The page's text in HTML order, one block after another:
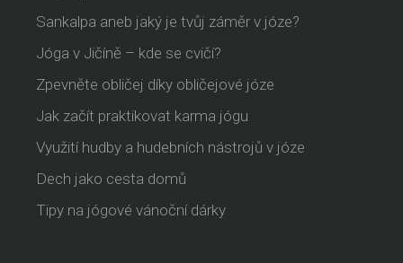
Sankalpa aneb jaký je tvůj záměr v józe?
Jóga v Jičíně – kde se cvičí?
Zpevněte obličej díky obličejové józe
Jak začít praktikovat karma jógu
Využití hudby a hudebních nástrojů v józe
Dech jako cesta domů
Tipy na jógové vánoční dárky